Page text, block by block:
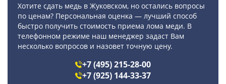
Хотите сдать медь в Жуковском, но остались вопросы
по ценам? Персональная оценка — лучший способ
быстро получить стоимость приема лома меди. В
телефонном режиме наш менеджер задаст Вам
несколько вопросов и назовет точную цену.
+7 (495) 215-28-00
+7 (925) 144-33-37